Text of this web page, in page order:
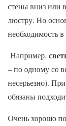
стены вниз или
люстру. Но
необходимость
Например,
– по одному со
несерьезно).
обязаны
Очень хорошо